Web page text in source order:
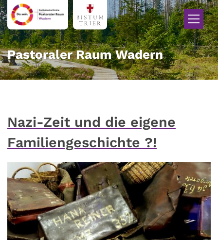
Zum Inhalt springen
Pastoraler Raum Wadern
Nazi-Zeit und die eigene
Familiengeschichte ?!